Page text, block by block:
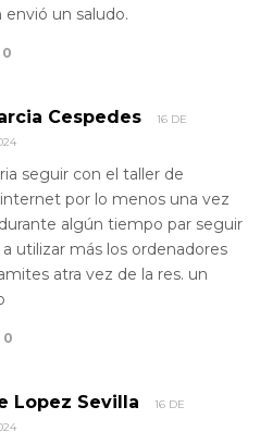
un saludo.
0
Cespedes
16 DE
seguir con el taller de
por lo menos una vez
algún tiempo par seguir
utilizar más los ordenadores
atra vez de la res. un
0
Lopez Sevilla
16 DE